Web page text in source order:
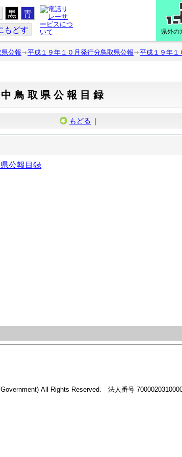
黒 青
もどす 県外の
公報 平成１９年１０月発行分鳥取県公報 平成１９年１
鳥取県公報目録
もどる ｜
公報目録
All Rights Reserved. 法人番号